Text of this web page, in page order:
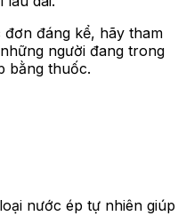
đáng kể, hãy tham
người đang trong
bằng thuốc.
nước ép tự nhiên giúp